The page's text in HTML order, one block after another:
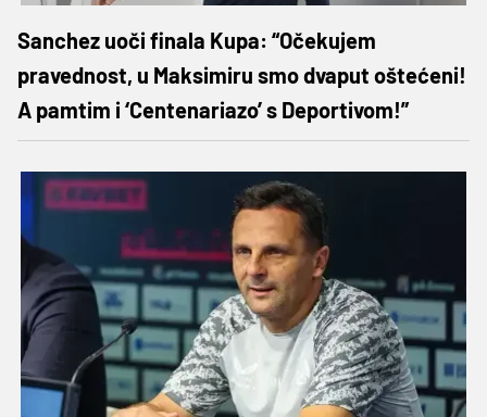
Sanchez uoči finala Kupa: “Očekujem
pravednost, u Maksimiru smo dvaput oštećeni!
A pamtim i ‘Centenariazo’ s Deportivom!”